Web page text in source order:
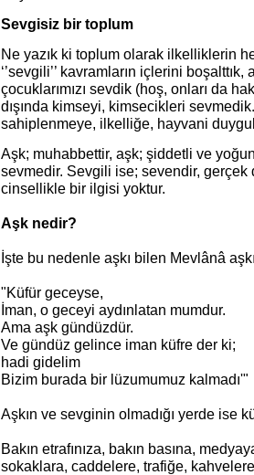
Sevgisiz bir toplum
Ne yazık ki toplum olarak ilkelliklerin her
‘’sevgili’’ kavramların içlerini
çocuklarımızı sevdik (hoş, onları da
dışında kimseyi, kimsecikleri
sahiplenmeye, ilkelliğe, hayvani
Aşk; muhabbettir, aşk; şiddetli ve
sevmedir. Sevgili ise; sevendir, gerçek
cinsellikle bir ilgisi yoktur.
Aşk nedir?
İşte bu nedenle aşkı bilen Mevlânâ
"Küfür geceyse,
İman, o geceyi aydınlatan mumdur.
Ama aşk gündüzdür.
Ve gündüz gelince iman küfre der ki;
hadi gidelim
Bizim burada bir lüzumumuz kalmadı'"
Aşkın ve sevginin olmadığı yerde ise
Bakın etrafınıza, bakın basına,
sokaklara, caddelere, trafiğe,